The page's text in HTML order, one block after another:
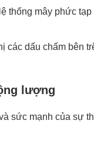
thống mây phức
các dấu chấm bên
lượng
sức mạnh của sự